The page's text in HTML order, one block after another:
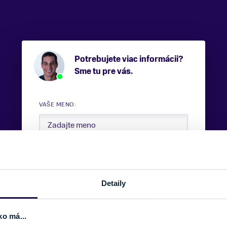
Detaily
má...
Potrebujete viac informácii?
Sme tu pre vás.
VAŠE MENO: